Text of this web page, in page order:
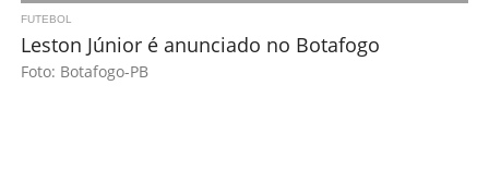
FUTEBOL
Leston Júnior é anunciado no Botafogo
Foto: Botafogo-PB